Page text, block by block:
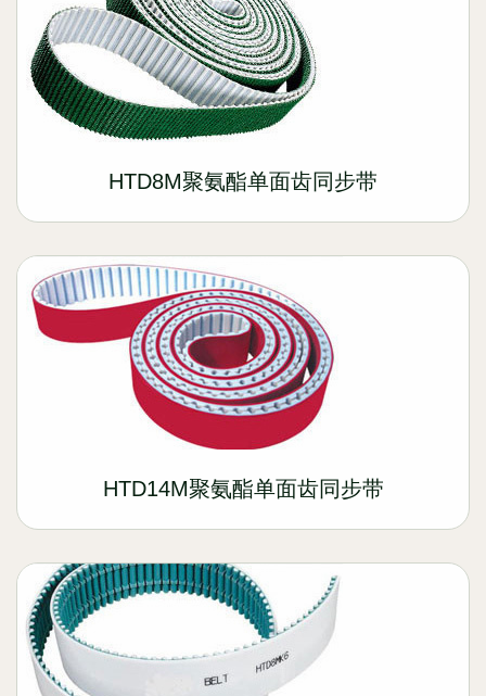
HTD8M聚氨酯单面齿同步带
HTD14M聚氨酯单面齿同步带